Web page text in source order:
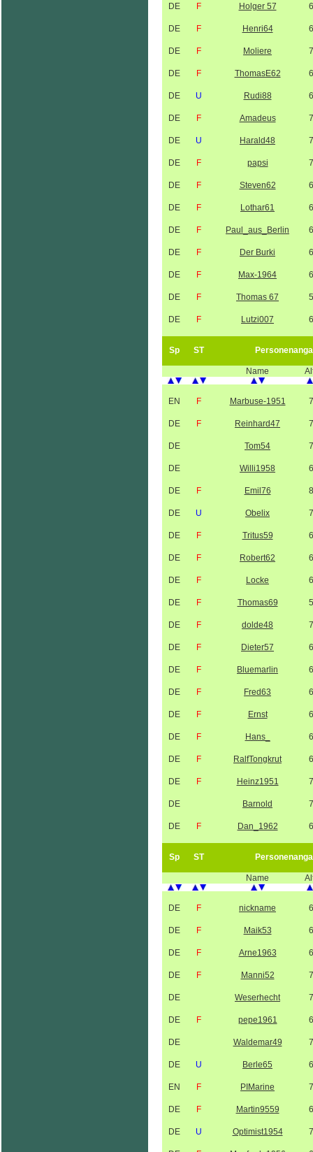
DE F Holger 57
DE F Henri64
DE F Moliere
DE F ThomasE62
DE U Rudi88
DE F Amadeus
DE U Harald48
DE F papsi
DE F Steven62
DE F Lothar61
DE F Paul_aus_Berlin
DE F Der Burki
DE F Max-1964
DE F Thomas 67
DE F Lutzi007
Sp ST
Name
EN F Marbuse-1951
DE F Reinhard47
DE Tom54
DE Willi1958
DE F Emil76
DE U Obelix
DE F Tritus59
DE F Robert62
DE F Locke
DE F Thomas69
DE F dolde48
DE F Dieter57
DE F Bluemarlin
DE F Fred63
DE F Ernst
DE F Hans_
DE F RalfTongkrut
DE F Heinz1951
DE Barnold
DE F Dan_1962
Sp ST
Name
DE F nickname
DE F Maik53
DE F Arne1963
DE F Manni52
DE Weserhecht
DE F pepe1961
DE Waldemar49
DE U Berle65
EN F PIMarine
DE F Martin9559
DE U Optimist1954